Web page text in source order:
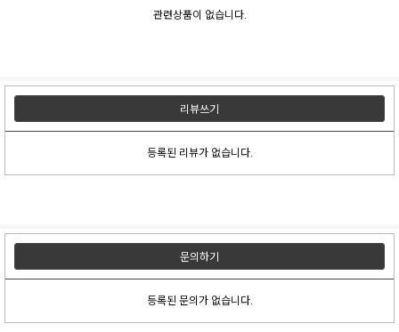
관련상품이 없습니다.
리뷰쓰기
등록된 리뷰가 없습니다.
문의하기
등록된 문의가 없습니다.